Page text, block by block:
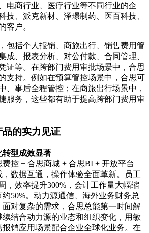
电商行业、医疗行业等不同行业的企
技、派克新材、泽璟制药、医百科技、
客户。
包括个人报销、商旅出行、销售费用管
成、报表分析、对公付款、合同管理、
证等。在跨部门费用审批场景中，合思
支持。例如在预算管控场景中，合思可
、事后全程管控；在商旅出行场景中，
服务，这些都有助于提高跨部门费用审
的实力见证
转型成效显著
控 + 合思商城 + 合思BI + 开放平台
，数据互通，操作体验全面革新。员工
，效率提升300%，会计工作量大幅缩
50%。动力源通信、海外业务财务总
面对复杂的需求，合思总能第一时间解
续结合动力源的业态和组织变化，用敏
销应用场景配合企业全球化业务。在